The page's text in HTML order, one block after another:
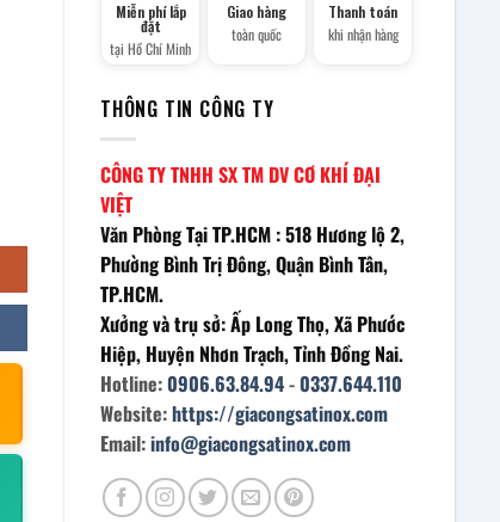
Miễn phí lắp
đặt
tại Hồ Chí Minh
Giao hàng
toàn quốc
Thanh toán
khi nhận hàng
THÔNG TIN CÔNG TY
CÔNG TY TNHH SX TM DV CƠ KHÍ ĐẠI
VIỆT
Văn Phòng Tại TP.HCM : 518 Hương lộ 2,
Phường Bình Trị Đông, Quận Bình Tân,
TP.HCM.
Xưởng và trụ sở: Ấp Long Thọ, Xã Phước
Hiệp, Huyện Nhơn Trạch, Tỉnh Đồng Nai.
Hotline:0906.63.84.94-0337.644.110
Website:https://giacongsatinox.com
Email:info@giacongsatinox.com